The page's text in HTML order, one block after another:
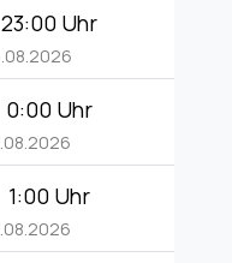
23:00 Uhr
0:00 Uhr
1:00 Uhr